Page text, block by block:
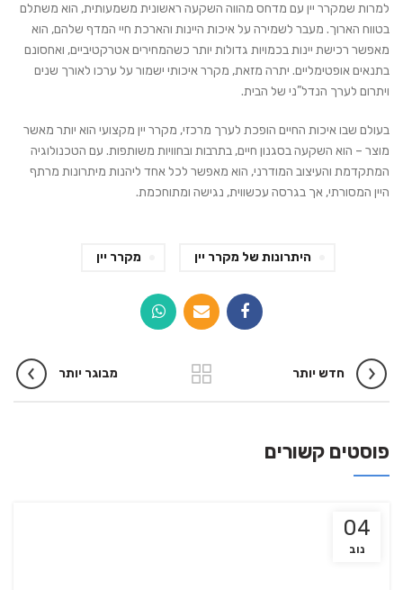
למרות שמקרר יין עם מדחס מהווה השקעה ראשונית משמעותית, הוא משתלם
בטווח הארוך. מעבר לשמירה על איכות היינות והארכת חיי המדף שלהם, הוא
מאפשר רכישת יינות בכמויות גדולות יותר כשהמחירים אטרקטיביים, ואחסונם
בתנאים אופטימליים. יתרה מזאת, מקרר איכותי ישמור על ערכו לאורך שנים
ויתרום לערך הנדל”ני של הבית.
בעולם שבו איכות החיים הופכת לערך מרכזי, מקרר יין מקצועי הוא יותר מאשר
מוצר – הוא השקעה בסגנון חיים, בתרבות ובחוויות משותפות. עם הטכנולוגיה
המתקדמת והעיצוב המודרני, הוא מאפשר לכל אחד ליהנות מיתרונות מרתף
היין המסורתי, אך בגרסה עכשווית, נגישה ומתוחכמת.
היתרונות של מקרר יין מקרר יין
חדש יותר מבוגר יותר
פוסטים קשורים
04
נוב